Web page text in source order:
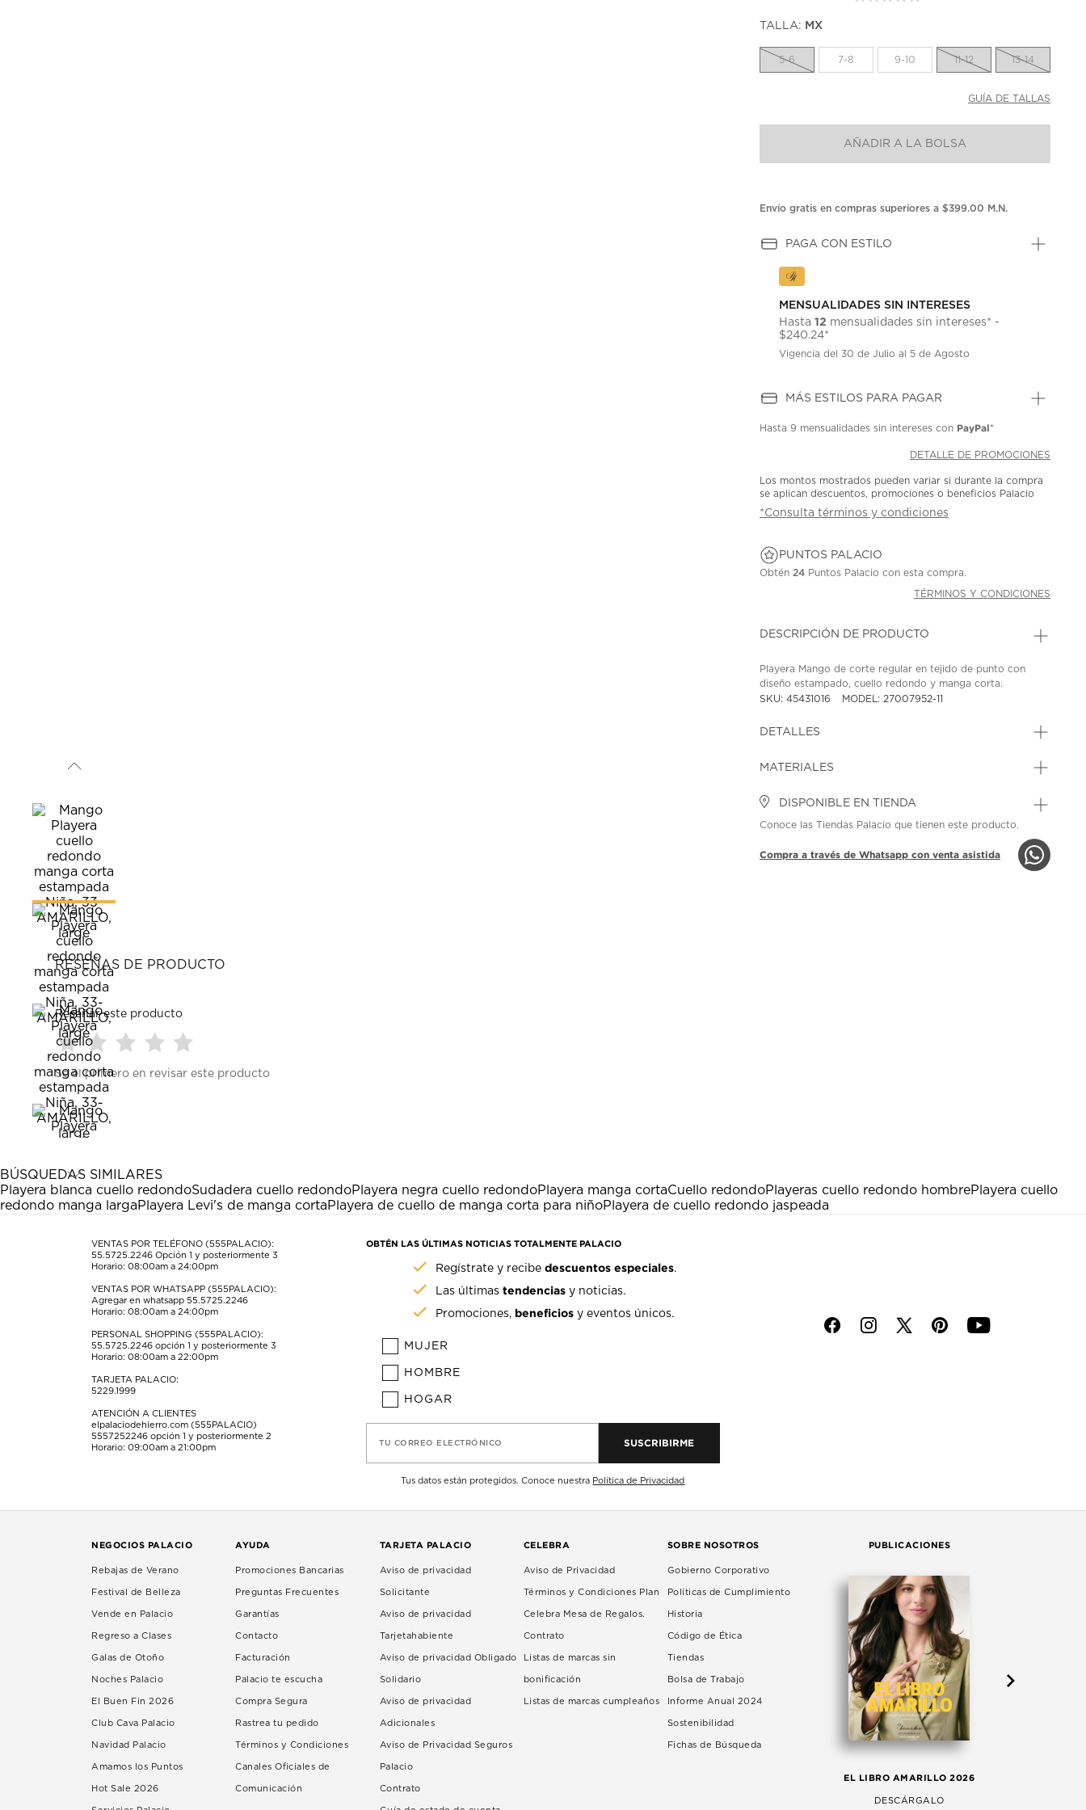
la
misma
TALLA: MX
5-6 7-8 9-10 11-12 13-14
GUÍA DE TALLAS
AÑADIR A LA BOLSA
Envío gratis en compras superiores a $399.00 M.N.
PAGA CON ESTILO
MENSUALIDADES SIN INTERESES
Hasta12 mensualidades sin intereses* -
$240.24*
Vigencia del 30 de Julio al 5 de Agosto
MÁS ESTILOS PARA PAGAR
Hasta9 mensualidades sin intereses con PayPal*
DETALLE DE PROMOCIONES
Los montos mostrados pueden variar si durante la compra
se aplican descuentos, promociones o beneficios Palacio
*Consulta términos y condiciones
PUNTOS PALACIO
Obtén 24 Puntos Palacio con esta compra.
TÉRMINOS Y CONDICIONES
DESCRIPCIÓN DE PRODUCTO
Playera Mango de corte regular en tejido de punto con
diseño estampado, cuello redondo y manga corta.
SKU: 45431016
MODEL: 27007952-11
DETALLES
MATERIALES
DISPONIBLE EN TIENDA
Conoce las Tiendas Palacio que tienen este producto.
Compra a través de Whatsapp con venta asistida
RESEÑAS DE PRODUCTO
Reseñar este producto
Seleccionar
para
calificar
el
artículo
con
estrella
Esta
acción
abrirá
formulario
Seleccionar
para
calificar
el
artículo
con
estrellas.
Esta
acción
abrirá
formulario
de
para
estrellas.
Esta
acción
abrirá
formulario
de
para
estrellas.
Esta
acción
abrirá
formulario
de
para
Esta
acción
abrirá
formulario
de
envío.
Sé el primero en revisar este producto
BÚSQUEDAS SIMILARES
Playera blanca cuello redondoSudadera cuello redondoPlayera negra cuello redondoPlayera manga cortaCuello redondoPlayeras cuello redondo hombrePlayera cuello
redondo manga largaPlayera Levi's de manga cortaPlayera de cuello de manga corta para niñoPlayera de cuello redondo jaspeada
VENTAS POR TELÉFONO (555PALACIO):
55.5725.2246 Opción 1 y posteriormente 3
Horario: 08:00am a 24:00pm
VENTAS POR WHATSAPP (555PALACIO):
Agregar en whatsapp 55.5725.2246
Horario: 08:00am a 24:00pm
PERSONAL SHOPPING (555PALACIO):
55.5725.2246 opción 1 y posteriormente 3
Horario: 08:00am a 22:00pm
TARJETA PALACIO:
5229.1999
ATENCIÓN A CLIENTES
elpalaciodehierro.com (555PALACIO)
5557252246 opción 1 y posteriormente 2
Horario: 09:00am a 21:00pm
OBTÉN LAS ÚLTIMAS NOTICIAS TOTALMENTE PALACIO
Regístrate y recibedescuentos especiales.
Las últimastendencias y noticias.
Promociones, beneficios y eventos únicos.
MUJER
HOMBRE
HOGAR
TU CORREO ELECTRÓNICO SUSCRIBIRME
Tus datos están protegidos. Conoce nuestra Política de Privacidad
f i p y
NEGOCIOS PALACIO
Rebajas de Verano
Festival de Belleza
Vende en Palacio
Regreso a Clases
Galas de Otoño
Noches Palacio
El Buen Fin 2026
Club Cava Palacio
Navidad Palacio
Amamos los Puntos
Hot Sale 2026
AYUDA
Promociones Bancarias
Preguntas Frecuentes
Garantías
Contacto
Facturación
Palacio te escucha
Compra Segura
Rastrea tu pedido
Términos y Condiciones
Canales Oficiales de
Comunicación
TARJETA PALACIO
Aviso de privacidad
Solicitante
Aviso de privacidad
Tarjetahabiente
Aviso de privacidad Obligado
Solidario
Aviso de privacidad
Adicionales
Aviso de Privacidad Seguros
Palacio
Contrato
CELEBRA
Aviso de Privacidad
Términos y Condiciones Plan
Celebra Mesa de Regalos.
Contrato
Listas de marcas sin
bonificación
Listas de marcas cumpleaños
SOBRE NOSOTROS
Gobierno Corporativo
Políticas de Cumplimiento
Historia
Código de Ética
Tiendas
Bolsa de Trabajo
Informe Anual 2024
Sostenibilidad
Fichas de Búsqueda
PUBLICACIONES
EL LIBRO AMARILLO 2026
DESCÁRGALO